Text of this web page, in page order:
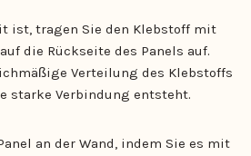
ist, tragen Sie den Klebstoff mit
die Rückseite des Panels auf.
Verteilung des Klebstoffs
starke Verbindung entsteht.
an der Wand, indem Sie es mit